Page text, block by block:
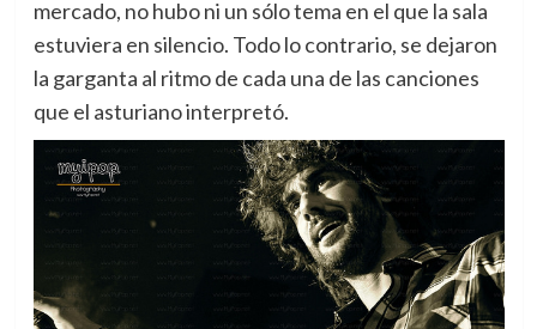
mercado, no hubo ni un sólo tema en el que la sala
estuviera en silencio. Todo lo contrario, se dejaron
la garganta al ritmo de cada una de las canciones
que el asturiano interpretó.